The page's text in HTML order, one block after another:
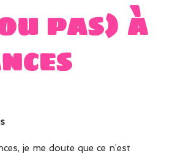
pas) à
je me doute que ce n’est